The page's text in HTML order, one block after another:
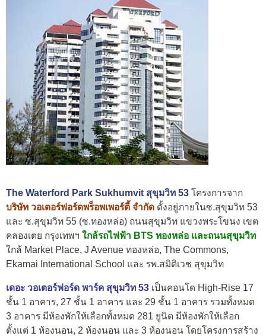
The Waterford Park Sukhumvit สุขุมวิท 53 โครงการจาก
บริษัท วอเตอร์ฟอร์ดพร็อพเพอร์ตี้ จำกัด ตั้งอยู่ภายในซ.สุขุมวิท 53
และ ซ.สุขุมวิท 55 (ซ.ทองหล่อ) ถนนสุขุมวิท แขวงพระโขนง เขต
คลองเตย กรุงเทพฯ ใกล้รถไฟฟ้า BTS ทองหล่อ และถนนสุขุมวิท
ใกล้ Market Place, J Avenue ทองหล่อ, The Commons,
Ekamai International School และ รพ.สมิติเวช สุขุมวิท
เดอะ วอเตอร์ฟอร์ด พาร์ค สุขุมวิท 53 เป็นคอนโด High-Rise 17
ชั้น 1 อาคาร, 27 ชั้น 1 อาคาร และ 29 ชั้น 1 อาคาร รวมทั้งหมด
3 อาคาร มีห้องพักให้เลือกทั้งหมด 281 ยูนิต มีห้องพักให้เลือก
ตั้งแต่ 1 ห้องนอน, 2 ห้องนอน และ 3 ห้องนอน โดยโครงการสร้าง